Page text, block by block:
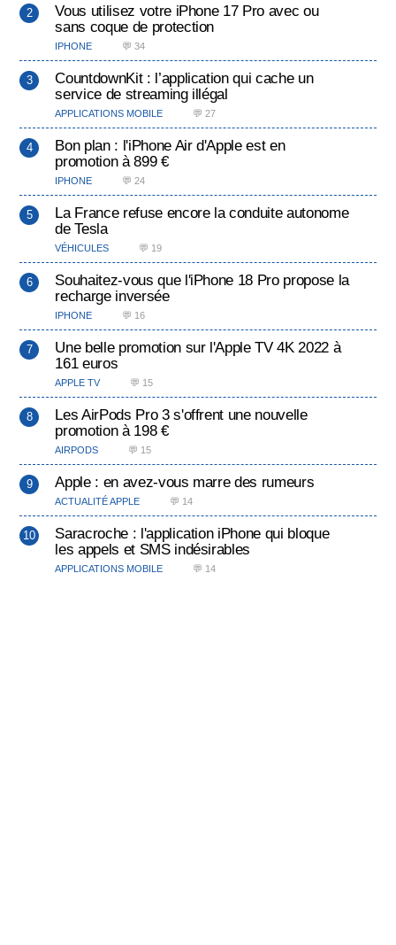
Vous utilisez votre iPhone 17 Pro avec ou
sans coque de protection
IPHONE 💬 34
CountdownKit : l’application qui cache un
service de streaming illégal
APPLICATIONS MOBILE 💬 27
Bon plan : l'iPhone Air d'Apple est en
promotion à 899 €
IPHONE 💬 24
La France refuse encore la conduite autonome
de Tesla
VÉHICULES 💬 19
Souhaitez-vous que l'iPhone 18 Pro propose la
recharge inversée
IPHONE 💬 16
Une belle promotion sur l'Apple TV 4K 2022 à
161 euros
APPLE TV 💬 15
Les AirPods Pro 3 s'offrent une nouvelle
promotion à 198 €
AIRPODS 💬 15
Apple : en avez-vous marre des rumeurs
ACTUALITÉ APPLE 💬 14
Saracroche : l'application iPhone qui bloque
les appels et SMS indésirables
APPLICATIONS MOBILE 💬 14